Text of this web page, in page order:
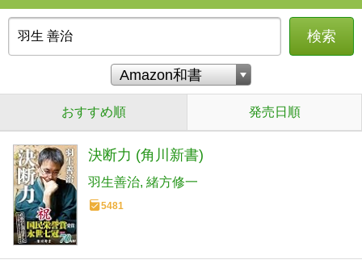
検索
おすすめ順 発売日順
決断力 (角川新書)
羽生善治 緒方修一
5481